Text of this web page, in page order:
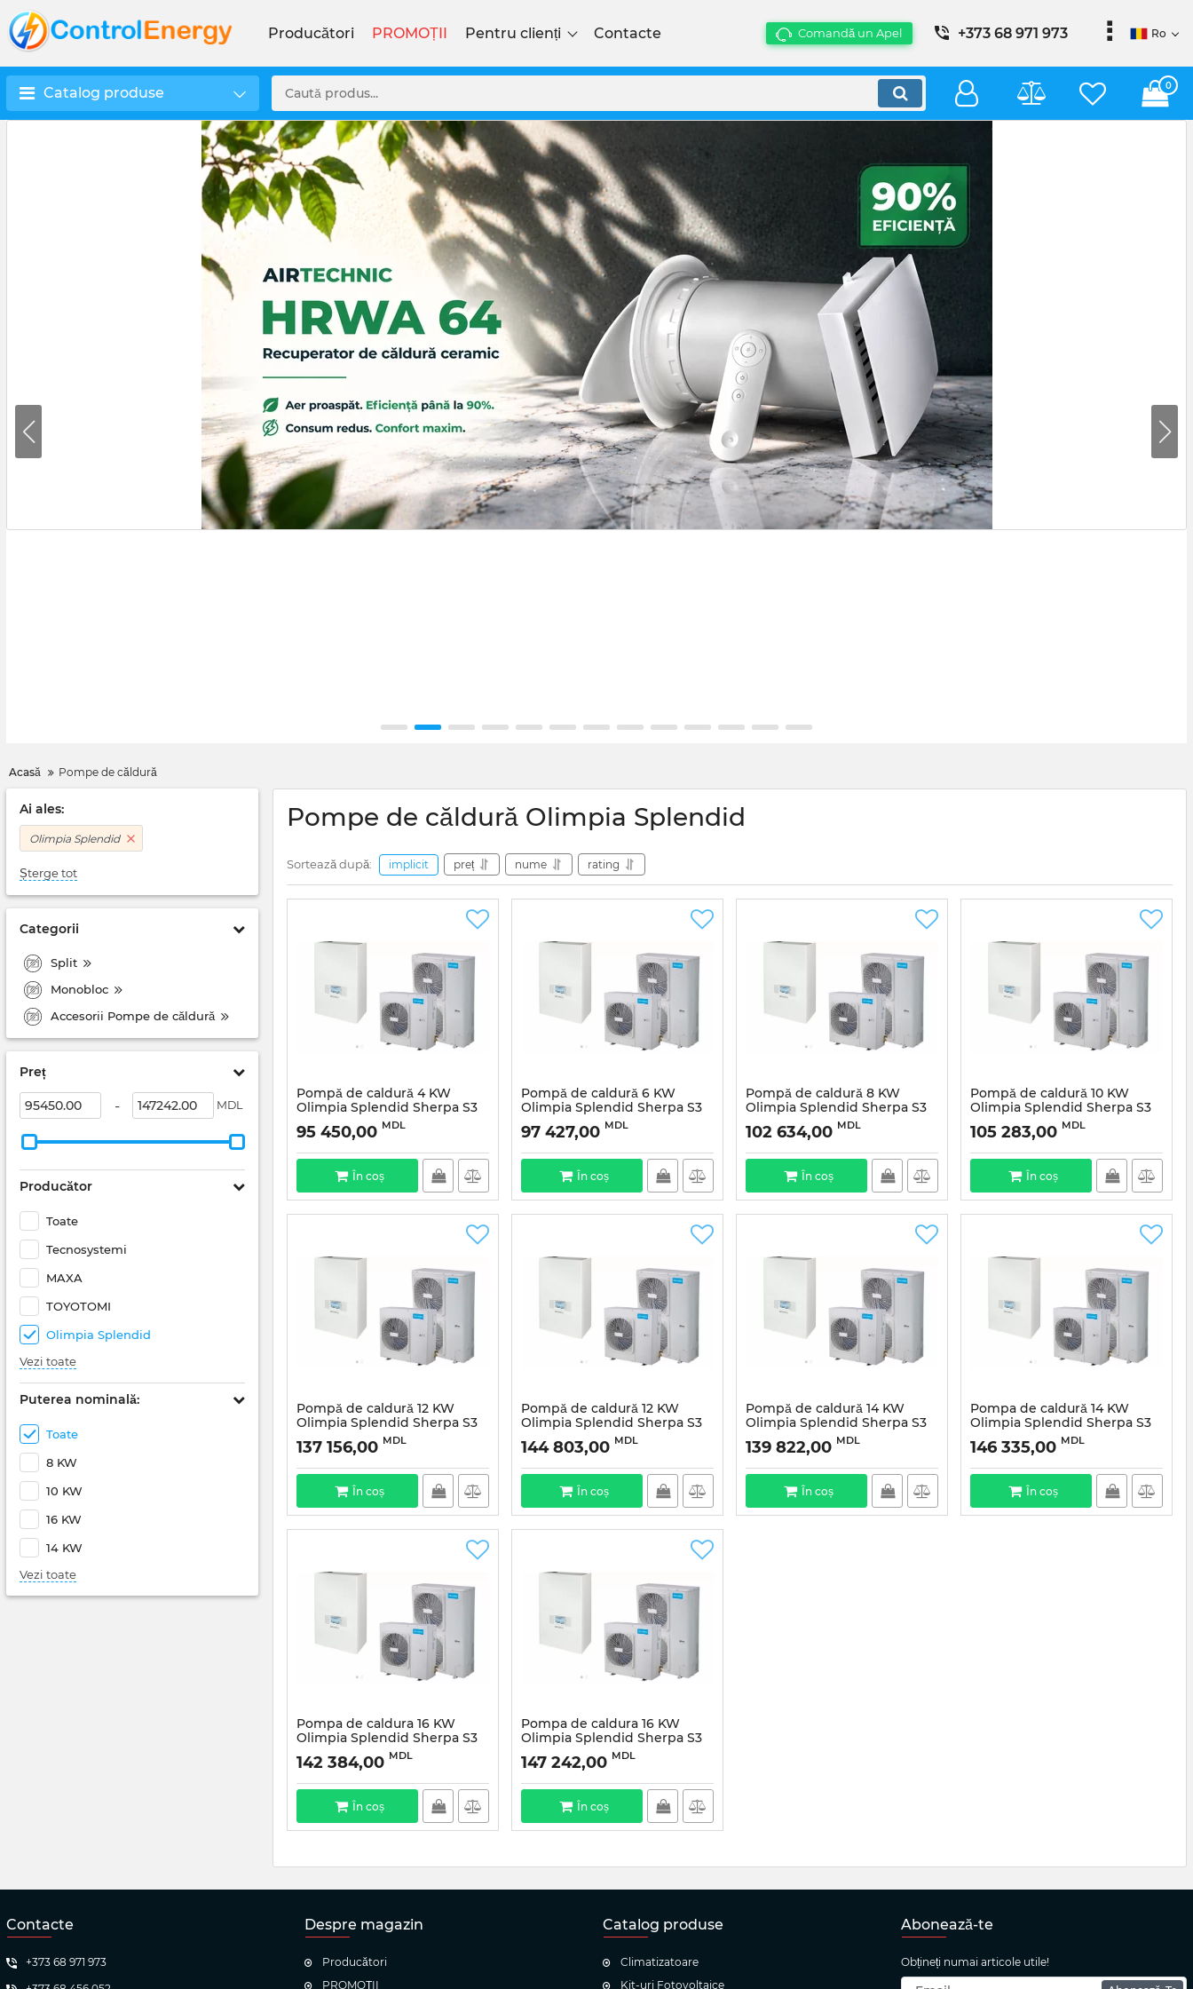
Producători PROMOȚII Pentru clienți Contacte Comandă un Apel +373 68 971 973 Ro
Catalog produse 0
Acasă Pompe de căldură
Ai ales:
Olimpia Splendid
Șterge tot
Categorii
Split
Monobloc
Accesorii Pompe de căldură
Preț
- MDL
Producător
Toate
Tecnosystemi
MAXA
TOYOTOMI
Olimpia Splendid
Vezi toate
Puterea nominală:
Toate
8 KW
10 KW
16 KW
14 KW
Vezi toate
Pompe de căldură Olimpia Splendid
Sortează după: implicit preț nume rating
Pompă de caldură 4 KW
Olimpia Splendid Sherpa S3
E4 Monofazată
95 450,00 MDL
În coș
Pompă de caldură 6 KW
Olimpia Splendid Sherpa S3
E6 Monofazată
97 427,00 MDL
În coș
Pompă de caldură 8 KW
Olimpia Splendid Sherpa S3
E8 Monofazată
102 634,00 MDL
În coș
Pompă de caldură 10 KW
Olimpia Splendid Sherpa S3
E10 Monofazată
105 283,00 MDL
În coș
Pompă de caldură 12 KW
Olimpia Splendid Sherpa S3
E12 Monofazată
137 156,00 MDL
În coș
Pompă de caldură 12 KW
Olimpia Splendid Sherpa S3
144 803,00 MDL
În coș
Pompă de caldură 14 KW
Olimpia Splendid Sherpa S3
E14 Monofazată
139 822,00 MDL
În coș
Pompa de caldură 14 KW
Olimpia Splendid Sherpa S3
146 335,00 MDL
În coș
Pompa de caldura 16 KW
Olimpia Splendid Sherpa S3
E16 Monofazată
142 384,00 MDL
În coș
Pompa de caldura 16 KW
Olimpia Splendid Sherpa S3
147 242,00 MDL
În coș
Contacte
+373 68 971 973
Despre magazin
Producători
PROMOȚII
Catalog produse
Climatizatoare
Kit-uri Fotovoltaice
Abonează-te
Obțineți numai articole utile!